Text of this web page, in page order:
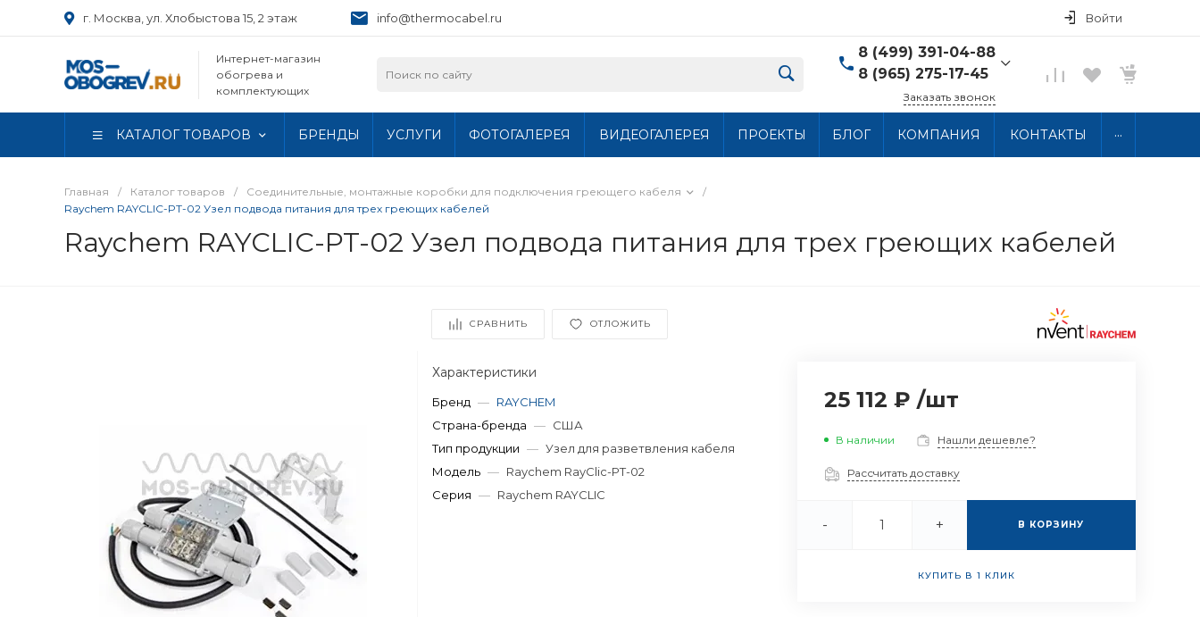
г. Москва, ул. Хлобыстова 15, 2 этаж info@thermocabel.ru Войти
Интернет-магазин
обогрева и
комплектующих
8 (499) 391-04-88
8 (965) 275-17-45
8 (499) 391-04-88
Хлобыстова 15, 2 этаж
Заказать звонок
КАТАЛОГ ТОВАРОВ БРЕНДЫ УСЛУГИ ФОТОГАЛЕРЕЯ ВИДЕОГАЛЕРЕЯ ПРОЕКТЫ БЛОГ КОМПАНИЯ КОНТАКТЫ ...
Главная / Каталог товаров / Соединительные, монтажные коробки для подключения греющего кабеля
/
Raychem RAYCLIC-PT-02 Узел подвода питания для трех греющих кабелей
Raychem RAYCLIC-PT-02 Узел подвода питания для трех греющих кабелей
СРАВНИТЬ ОТЛОЖИТЬ
Характеристики
Бренд — RAYCHEM
Страна-бренда — США
Тип продукции — Узел для разветвления кабеля
Модель — Raychem RayClic-PT-02
Серия — Raychem RAYCLIC
25 112 ₽/шт
В наличии Нашли дешевле?
Рассчитать доставку
- + В КОРЗИНУ
КУПИТЬ В 1 КЛИК